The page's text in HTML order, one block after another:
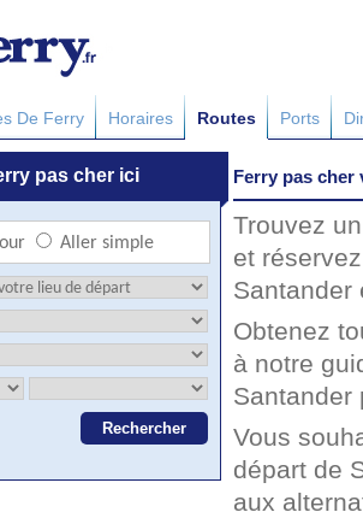
De Ferry Horaires Routes Ports
Ferry pas cher
Trouvez
et
Santander
Obtenez
à notre
Santander
Vous
départ de
aux